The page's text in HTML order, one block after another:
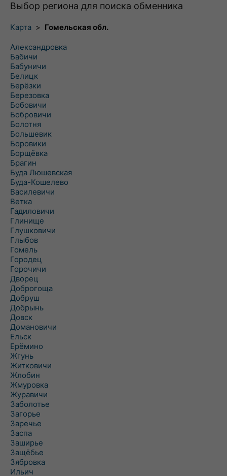
Выбор региона для поиска обменника
Карта > Гомельская обл.
Александровка
Бабичи
Бабуничи
Белицк
Берёзки
Березовка
Бобовичи
Бобровичи
Болотня
Большевик
Боровики
Борщёвка
Брагин
Буда Люшевская
Буда-Кошелево
Василевичи
Ветка
Гадиловичи
Глинище
Глушковичи
Глыбов
Гомель
Городец
Горочичи
Дворец
Доброгоща
Добруш
Добрынь
Довск
Домановичи
Ельск
Ерёмино
Жгунь
Житковичи
Жлобин
Жмуровка
Журавичи
Заболотье
Загорье
Заречье
Заспа
Заширье
Защёбье
Зябровка
Ильич